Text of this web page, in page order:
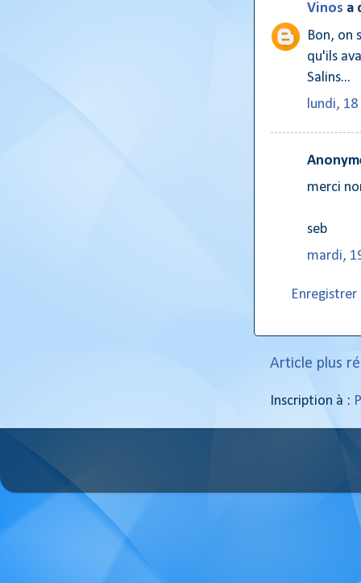
Vinos a
Bon, on
qu'ils
Salins...
lundi,
merci
seb
mardi,
Article plus
Inscription à :